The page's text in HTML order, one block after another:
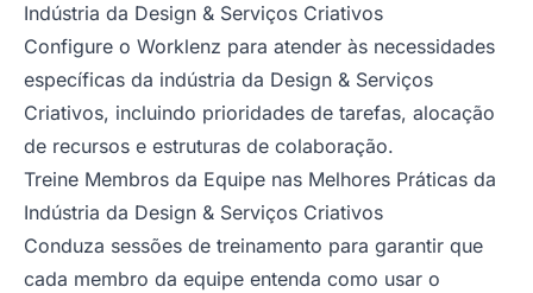
Indústria da Design & Serviços Criativos
Configure o Worklenz para atender às necessidades
específicas da indústria da Design & Serviços
Criativos, incluindo prioridades de tarefas, alocação
de recursos e estruturas de colaboração.
Treine Membros da Equipe nas Melhores Práticas da
Indústria da Design & Serviços Criativos
Conduza sessões de treinamento para garantir que
cada membro da equipe entenda como usar o